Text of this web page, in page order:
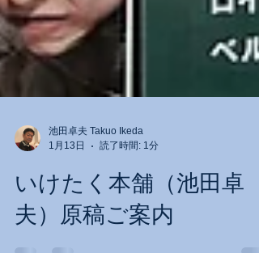
池田卓夫 Takuo Ikeda
1月13日
読了時間: 1分